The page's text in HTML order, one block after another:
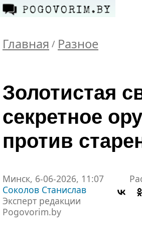
Главная / Разное
Золотистая
секретное
против
Минск, 6-06-2026, 11:07
Соколов Станислав
Эксперт редакции
Pogovorim.by